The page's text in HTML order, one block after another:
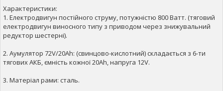
Характеристики:
1. Електродвигун постійного струму, потужністю 800 Ватт. (тяговий
електродвигун виносного типу з приводом через знижувальний
редуктор шестерні).
2. Аумулятор 72V/20Ah: (свинцово-кислотний) складається з 6-ти
тягових АКБ, ємність кожної 20Аh, напруга 12V.
3. Матеріал рами: сталь.